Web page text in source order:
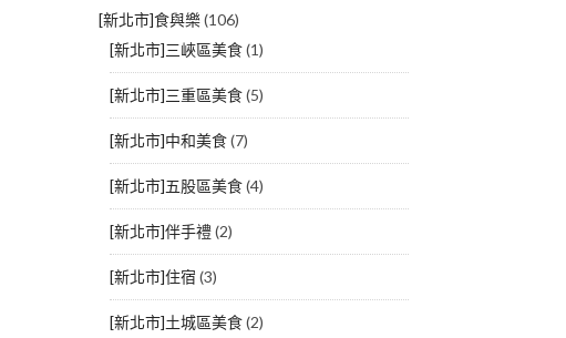
[新北市]食與樂(106)
[新北市]三峽區美食(1)
[新北市]三重區美食(5)
[新北市]中和美食(7)
[新北市]五股區美食(4)
[新北市]伴手禮(2)
[新北市]住宿 (3)
[新北市]土城區美食(2)